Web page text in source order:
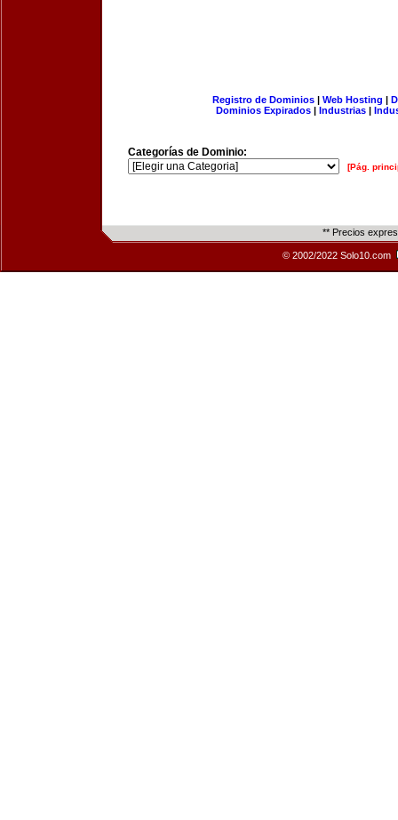
Registro de Dominios| Web Hosting |
Dominios Expirados | Industrias |
Categorías de Dominio:
[Pág.
** Precios
© 2002/2022 Solo10.com